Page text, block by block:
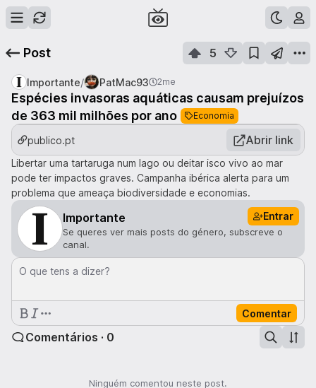
Post 5
Importante/ PatMac93 2me
Espécies invasoras aquáticas causam prejuízos
de 363 mil milhões por ano
Economia
publico.pt Abrir link
Libertar uma tartaruga num lago ou deitar isco vivo ao mar
pode ter impactos graves. Campanha ibérica alerta para um
problema que ameaça biodiversidade e economias.
Importante Entrar
Se queres ver mais posts do género, subscreve o
canal.
O que tens a dizer?
Comentar
Comentários · 0
Ninguém comentou neste post.